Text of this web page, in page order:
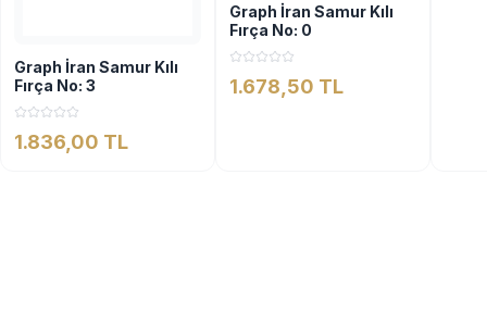
Graph İran Samur Kılı
Fırça No: 3
1.836,00 TL
Graph İran Samur Kılı
Fırça No: 0
1.678,50 TL